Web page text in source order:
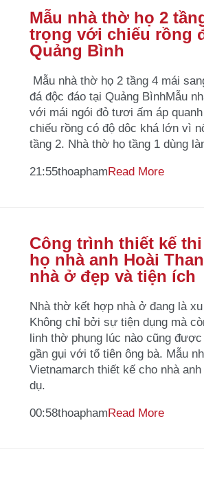
Mẫu nhà thờ họ 2
trọng với chiếu rồng
Quảng Bình
Mẫu nhà thờ họ 2 tầng 4 mái
đá độc đáo tại Quảng BìnhMẫu
với mái ngói đỏ tươi ấm áp
chiếu rồng có độ dôc khá lớn vì
tầng 2. Nhà thờ họ tầng 1 dùng
21:55thoaphamRead More
Công trình thiết kế
họ nhà anh Hoài
nhà ở đẹp và tiện ích
Nhà thờ kết hợp nhà ở đang là
Không chỉ bởi sự tiện dụng mà
linh thờ phụng lúc nào cũng
gần gụi với tổ tiên ông bà. Mẫu
Vietnamarch thiết kế cho nhà
dụ.
00:58thoaphamRead More